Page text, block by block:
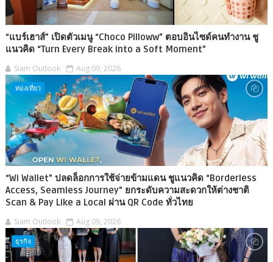
“แบร์เฮาส์” เปิดตัวเมนู “Choco Pilloww” ตอบอินไซด์คนทำงาน ชู
แนวคิด “Turn Every Break into a Soft Moment”
Siam Outlook Aug 09, 2026
ท่องเที่ยว
“Wi Wallet” ปลดล็อกการใช้จ่ายข้ามแดน ชูแนวคิด “Borderless
Access, Seamless Journey” ยกระดับความสะดวกให้ต่างชาติ
Scan & Pay Like a Local ผ่าน QR Code ทั่วไทย
Siam Outlook Aug 09, 2026
ธุรกิจ